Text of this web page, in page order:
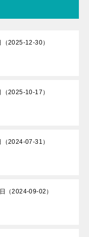
2025-12-30）
2025-10-17）
2024-07-31）
（2024-09-02）